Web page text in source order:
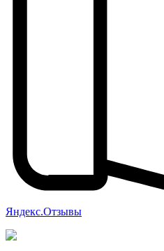
Яндекс.Отзывы